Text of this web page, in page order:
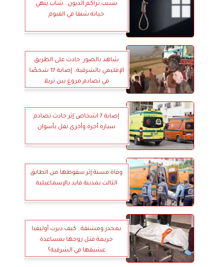
بسبب تراكم الديون.. شاب ينهي
حياته شنقا في الفيوم
شاهد بالصور :حادث على الطريق
الإقليمي بالشرقية.. إصابة 17 شخصًا
في تصادم مروع بين تريلا
إصابة 7 اشخاص إثر حادث تصادم
سيارة أجرة وأخرى نقل بأسوان
وفاة مسنة إثر سقوطها من الطابق
الثالث بمدينة فايد بالإسماعيلية
بمخدر ومشنقة.. كيف دبرت أوليفيا
جريمة قتل زوجها بمساعدة
عشيقها في الشرقية؟